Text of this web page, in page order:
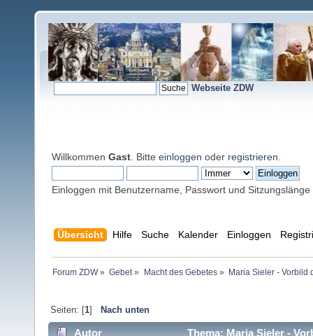
Webseite ZDW
Willkommen Gast . Bitte einloggen oder registrieren
Einloggen mit Benutzername, Passwort und Sitzungslänge
Übersicht Hilfe Suche Kalender Einloggen
Forum ZDW» Gebet» Macht des Gebetes» Maria Sieler - Vorbild
Seiten: [1] Nach unten
Autor Thema: Maria Sieler -